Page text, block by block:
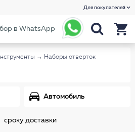
Для покупателей
в WhatsApp
→ Наборы отверток
Автомобиль
сроку доставки